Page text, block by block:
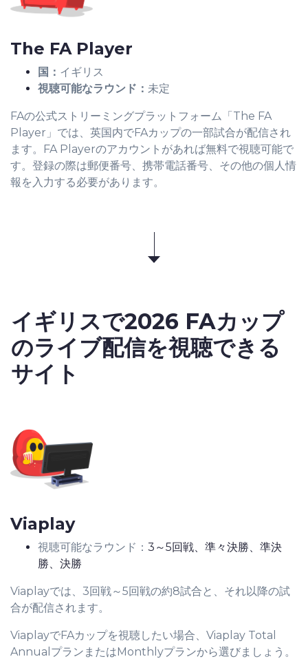
The FA Player
国： イギリス
視聴可能なラウンド： 未定
FAの公式ストリーミングプラットフォーム「The FA
Player」では、英国内でFAカップの一部試合が配信され
ます。FA Playerのアカウントがあれば無料で視聴可能で
す。登録の際は郵便番号、携帯電話番号、その他の個人情
報を入力する必要があります。
イギリスで2026 FAカップ
のライブ配信を視聴できる
サイト
Viaplay
視聴可能なラウンド： 3～5回戦、準々決勝、準決
勝、決勝
Viaplayでは、3回戦～5回戦の約8試合と、それ以降の試
合が配信されます。
ViaplayでFAカップを視聴したい場合、Viaplay Total
AnnualプランまたはMonthlyプランから選びましょう。